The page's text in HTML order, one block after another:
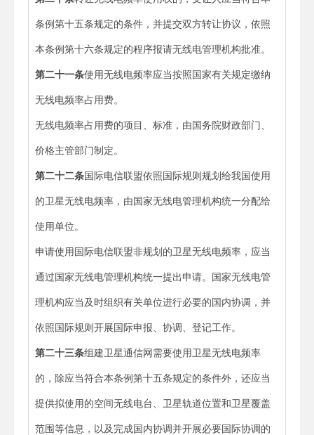
条例第十五条规定的条件，并提交双方转让协议，依照
本条例第十六条规定的程序报请无线电管理机构批准。
第二十一条使用无线电频率应当按照国家有关规定缴纳
无线电频率占用费。
无线电频率占用费的项目、标准，由国务院财政部门、
价格主管部门制定。
第二十二条 国际电信联盟依照国际规则规划给我国使用
的卫星无线电频率，由国家无线电管理机构统一分配给
使用单位。
申请使用国际电信联盟非规划的卫星无线电频率，应当
通过国家无线电管理机构统一提出申请。国家无线电管
理机构应当及时组织有关单位进行必要的国内协调，并
依照国际规则开展国际申报、协调、登记工作。
第二十三条组建卫星通信网需要使用卫星无线电频率
的，除应当符合本条例第十五条规定的条件外，还应当
提供拟使用的空间无线电台、卫星轨道位置和卫星覆盖
范围等信息，以及完成国内协调并开展必要国际协调的